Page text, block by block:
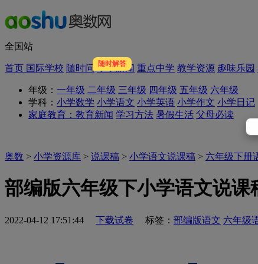
全国站
首页 国际学校 随时问 随时解答
小学新闻 重点中学 教学资源 趣味乐园
年级： 一年级 二年级 三年级 四年级 五年级 六年级
学科： 小学数学 小学语文 小学英语 小学作文 小学日记
家庭教育： 教育新闻 学习方法 暑假生活 父母必读
奥数 > 小学资源库 > 说课稿 > 小学语文说课稿 > 六年级下册
部编版六年级下小学语文说课
2022-04-12 17:51:44 下载试卷 标签： 部编版语文 六年级